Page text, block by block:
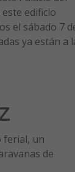
edificio
el sábado 7
ya están a
ferial, un
de